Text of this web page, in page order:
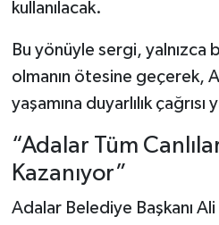
kullanılacak.
Bu yönüyle sergi, yalnızca
olmanın ötesine geçerek,
yaşamına duyarlılık çağrısı
“Adalar Tüm
Kazanıyor”
Adalar Belediye Başkanı